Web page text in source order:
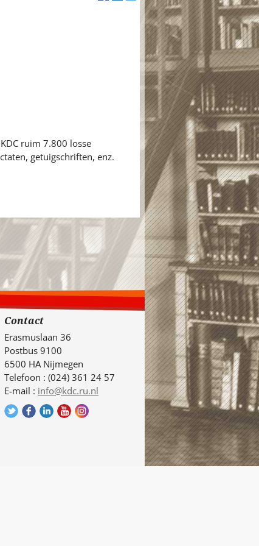
ruim 7.800 losse
getuigschriften, enz.
Contact
Erasmuslaan 36
Postbus 9100
6500 HA Nijmegen
Telefoon : (024) 361 24 57
E-mail : info@kdc.ru.nl